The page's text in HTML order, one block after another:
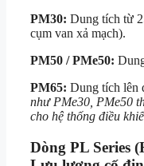
PM30: Dung tích từ
cụm van xả mạch).
PM50 / PMe50:
PM65: Dung tích lên
như PMe30, PMe50
cho hệ thống điều
Dòng PL Series